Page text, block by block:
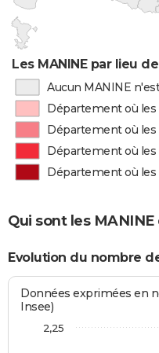
Les MANINE par lieu
Aucun MANINE
Département où
Département où les
Département où
Département où
Qui sont les
Evolution du nombre
Données exprimées en
Insee)
2,25